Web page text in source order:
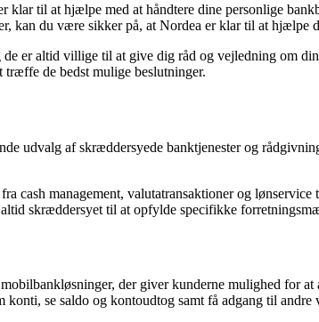
klar til at hjælpe med at håndtere dine personlige
kan du være sikker på, at Nordea er klar til at hjælpe
er altid villige til at give dig råd og vejledning om
de bedst mulige beslutninger.
udvalg af skræddersyede banktjenester og
cash management, valutatransaktioner og
skræddersyet til at opfylde specifikke
der giver kunderne mulighed for
se saldo og kontoudtog samt få adgang til andre